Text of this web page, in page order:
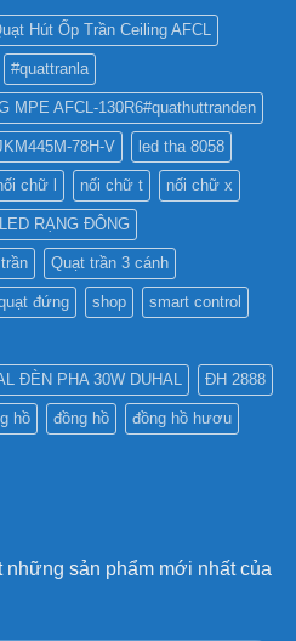
Hút Ốp Trần Ceiling AFCL
#quattranla
MPE AFCL-130R6#quathuttranden
78H-V led tha 8058
chữ l nối chữ t nối chữ x
RẠNG ĐÔNG
Quạt trần 3 cánh
đứng shop smart control
ĐÈN PHA 30W DUHAL ĐH 2888
hồ đồng hồ đồng hồ hươu
sản phẩm mới nhất của